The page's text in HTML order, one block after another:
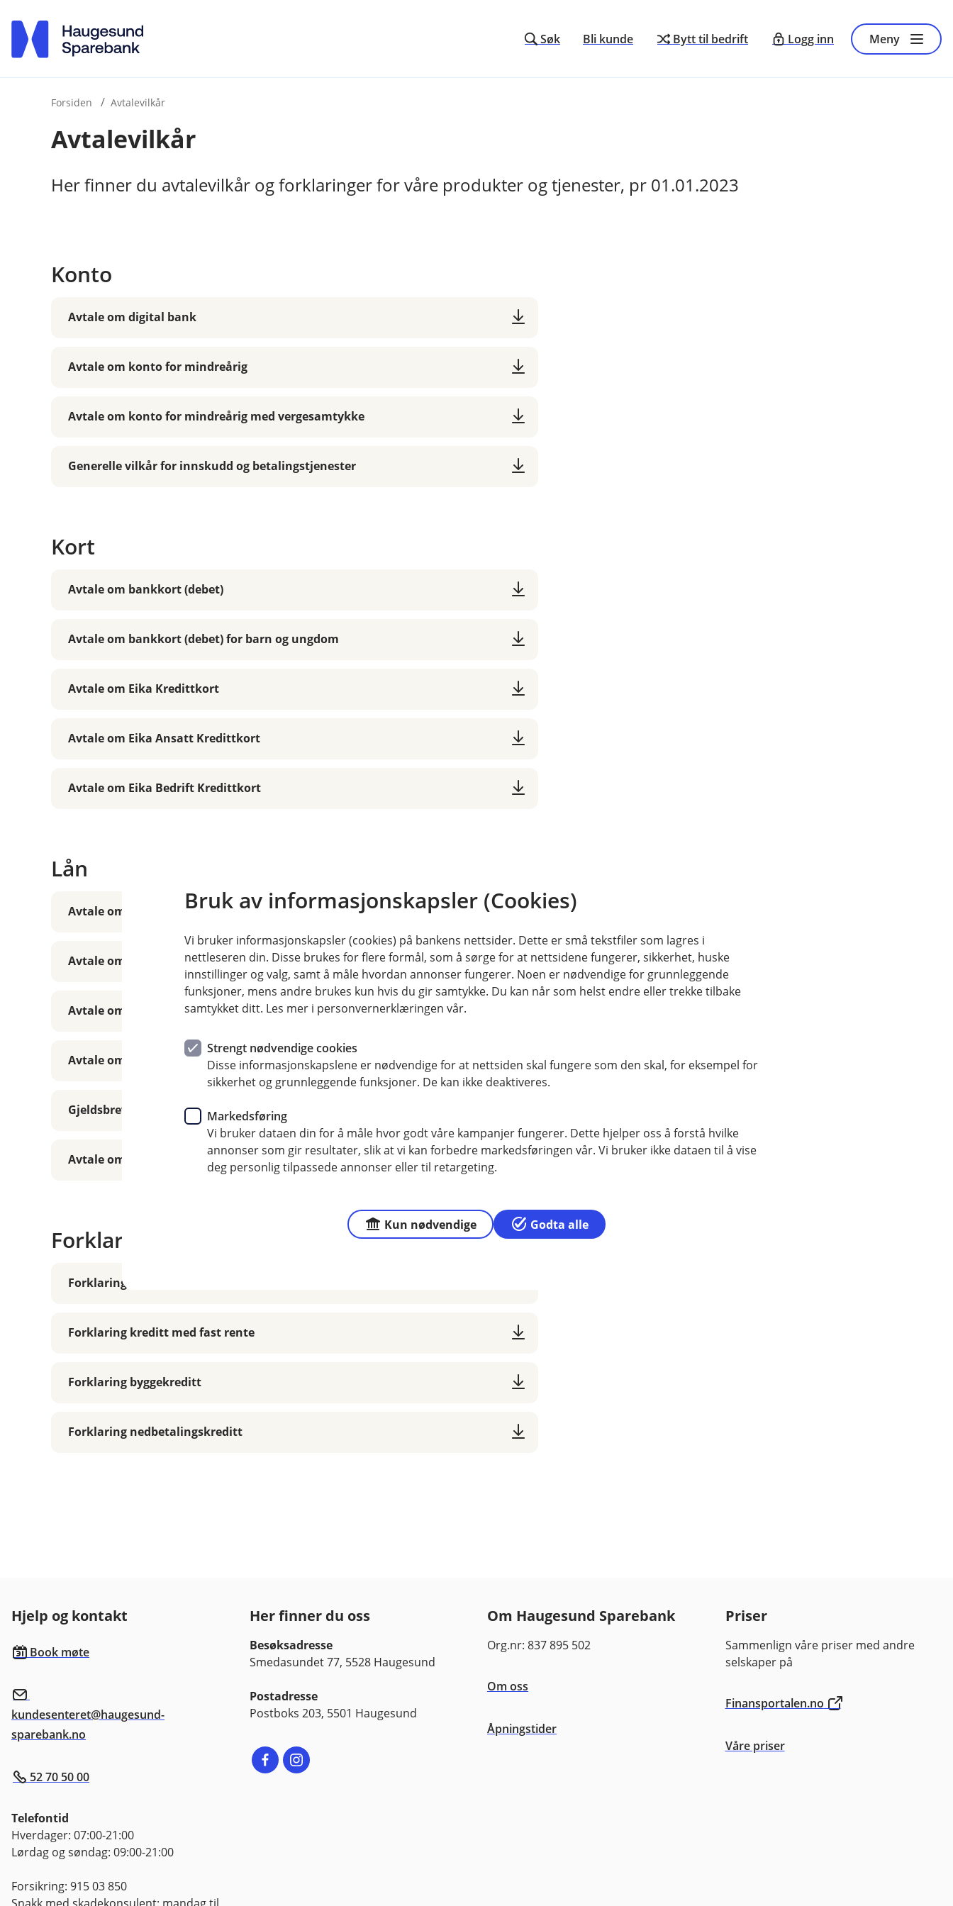
Søk Bli kunde Bytt til bedrift Logg inn Meny
Forsiden Avtalevilkår
Avtalevilkår
Her finner du avtalevilkår og forklaringer for våre produkter og tjenester, pr 01.01.2023
Konto
Avtale om digital bank
Avtale om konto for mindreårig
Avtale om konto for mindreårig med vergesamtykke
Generelle vilkår for innskudd og betalingstjenester
Kort
Avtale om bankkort (debet)
Avtale om bankkort (debet) for barn og ungdom
Avtale om Eika Kredittkort
Avtale om Eika Ansatt Kredittkort
Avtale om Eika Bedrift Kredittkort
Lån
Avtale om kausjon
Avtale om realkausjon
Avtale om byggekreditt
Avtale om personkreditt
Gjeldsbrev nedbetalingskreditt
Avtale om nedbetalingskreditt
Forklaringer til våre lån
Forklaring kausjon
Forklaring kreditt med fast rente
Forklaring byggekreditt
Forklaring nedbetalingskreditt
Hjelp og kontakt
Book møte
kundesenteret@haugesund-
sparebank.no
52 70 50 00
Telefontid
Hverdager: 07:00-21:00
Lørdag og søndag: 09:00-21:00
Forsikring: 915 03 850
Her finner du oss
Besøksadresse
Smedasundet 77, 5528 Haugesund
Postadresse
Postboks 203, 5501 Haugesund
Om Haugesund Sparebank
Org.nr: 837 895 502
Om oss
Åpningstider
Priser
Sammenlign våre priser med andre
selskaper på
Finansportalen.no
Våre priser
Bruk av informasjonskapsler (Cookies)
Vi bruker informasjonskapsler (cookies) på bankens nettsider. Dette er små tekstfiler som lagres i
nettleseren din. Disse brukes for flere formål, som å sørge for at nettsidene fungerer, sikkerhet, huske
innstillinger og valg, samt å måle hvordan annonser fungerer. Noen er nødvendige for grunnleggende
funksjoner, mens andre brukes kun hvis du gir samtykke. Du kan når som helst endre eller trekke tilbake
samtykket ditt. Les mer i personvernerklæringen vår.
Strengt nødvendige cookies
Disse informasjonskapslene er nødvendige for at nettsiden skal fungere som den skal, for eksempel for
sikkerhet og grunnleggende funksjoner. De kan ikke deaktiveres.
Markedsføring
Vi bruker dataen din for å måle hvor godt våre kampanjer fungerer. Dette hjelper oss å forstå hvilke
annonser som gir resultater, slik at vi kan forbedre markedsføringen vår. Vi bruker ikke dataen til å vise
deg personlig tilpassede annonser eller til retargeting.
Kun nødvendige Godta alle